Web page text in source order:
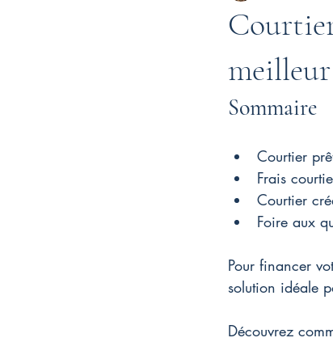
Sommaire
Courtier
Frais
Courtier
Foire aux
Pour financer
solution idéale
Découvrez